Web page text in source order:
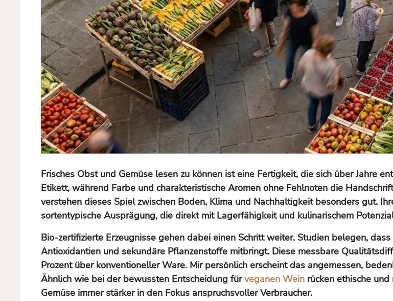
Frisches Obst und Gemüse lesen zu können ist eine Fertigkeit, die sich über Jahre
Etikett, während Farbe und charakteristische Aromen ohne Fehlnoten die
verstehen dieses Spiel zwischen Boden, Klima und Nachhaltigkeit besonders gut.
sortentypische Ausprägung, die direkt mit Lagerfähigkeit und kulinarischem
Bio-zertifizierte Erzeugnisse gehen dabei einen Schritt weiter. Studien belegen,
Antioxidantien und sekundäre Pflanzenstoffe mitbringt. Diese messbare
Prozent über konventioneller Ware. Mir persönlich erscheint das angemessen,
Ähnlich wie bei der bewussten Entscheidung fürveganen Wein rücken ethische
Gemüse immer stärker in den Fokus anspruchsvoller Verbraucher.